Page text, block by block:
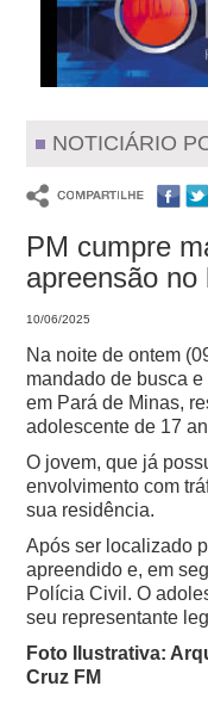
NOTICIÁRIO
PM cumpre
apreensão
10/06/2025
Na noite de ontem
mandado de busca
em Pará de Minas,
adolescente de 17
O jovem, que já
envolvimento com
sua residência.
Após ser localizado
apreendido e, em
Polícia Civil. O
seu representante
Foto Ilustrativa:
Cruz FM